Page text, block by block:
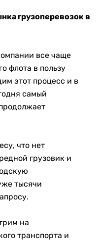
грузоперевозок в
все чаще
флота в пользу
этот процесс и в
самый
что нет
грузовик и
тысячи
на
транспорта и